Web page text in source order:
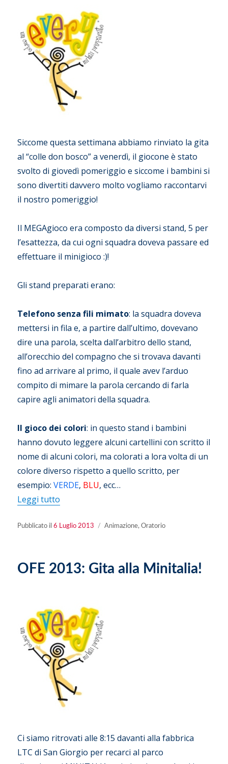
Siccome questa settimana abbiamo rinviato la gita
al “colle don bosco” a venerdì, il giocone è stato
svolto di giovedì pomeriggio e siccome i bambini si
sono divertiti davvero molto vogliamo raccontarvi
il nostro pomeriggio!
Il MEGAgioco era composto da diversi stand, 5 per
l’esattezza, da cui ogni squadra doveva passare ed
effettuare il minigioco :)!
Gli stand preparati erano:
Telefono senza fili mimato: la squadra doveva
mettersi in fila e, a partire dall’ultimo, dovevano
dire una parola, scelta dall’arbitro dello stand,
all’orecchio del compagno che si trovava davanti
fino ad arrivare al primo, il quale avev l’arduo
compito di mimare la parola cercando di farla
capire agli animatori della squadra.
Il gioco dei colori: in questo stand i bambini
hanno dovuto leggere alcuni cartellini con scritto il
nome di alcuni colori, ma colorati a lora volta di un
colore diverso rispetto a quello scritto, per
esempio:VERDE, BLU, ecc…
Leggi tutto
Pubblicato ilPubblicato
6 Luglio 2013 Categorie
Animazione,Oratorio
OFE 2013: Gita alla Minitalia!
Ci siamo ritrovati alle 8:15 davanti alla fabbrica
LTC di San Giorgio per recarci al parco